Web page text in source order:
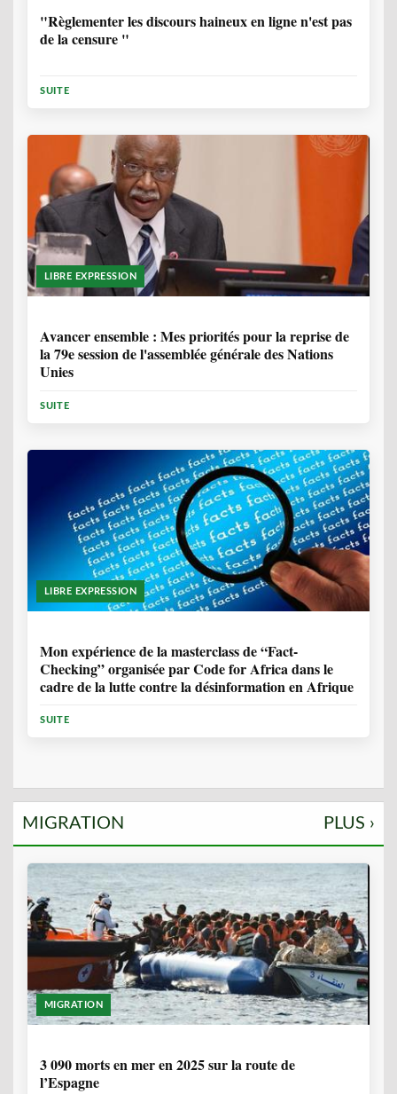
"Règlementer les discours haineux en ligne n'est pas
de la censure "
SUITE
LIBRE EXPRESSION
Avancer ensemble : Mes priorités pour la reprise de
la 79e session de l'assemblée générale des Nations
Unies
SUITE
LIBRE EXPRESSION
Mon expérience de la masterclass de “Fact-
Checking” organisée par Code for Africa dans le
cadre de la lutte contre la désinformation en Afrique
SUITE
MIGRATION PLUS ›
MIGRATION
3 090 morts en mer en 2025 sur la route de
l’Espagne